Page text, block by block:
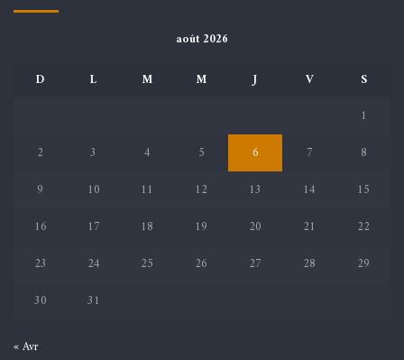
août 2026
D
L M M J V
S
1
2
3 4 5 6 7
8
9
10 11 12 13 14
15
16
17 18 19 20 21
22
23
24 25 26 27 28
29
30
31
« Avr